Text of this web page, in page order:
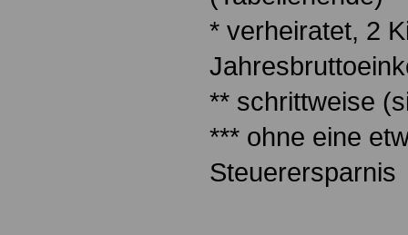
* verheiratet, 2
** schrittweise
*** ohne eine
Steuerersparnis